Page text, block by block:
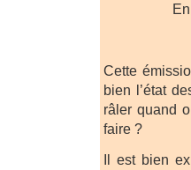
Cette
bien l’état
râler quand
faire ?
Il est bien